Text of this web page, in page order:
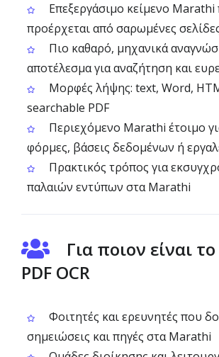
Επεξεργάσιμο κείμενο Marathi
προέρχεται από σαρωμένες
Πιο καθαρό, μηχανικά
αποτέλεσμα για αναζήτηση και
Μορφές λήψης: text, Word,
searchable PDF
Περιεχόμενο Marathi έτοιμο
φόρμες, βάσεις δεδομένων ή
Πρακτικός τρόπος για
παλαιών εντύπων στα Marathi
Για ποιον είναι
PDF OCR
Φοιτητές και ερευνητές που
σημειώσεις και πηγές στα Marathi